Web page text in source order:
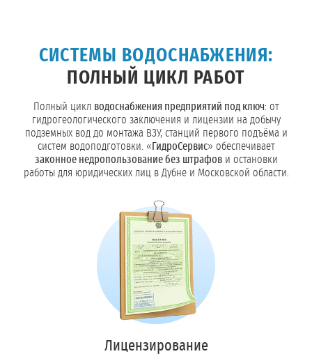
СИСТЕМЫ ВОДОСНАБЖЕНИЯ:
ПОЛНЫЙ ЦИКЛ РАБОТ
Полный цикл водоснабжения предприятий под ключ: от
гидрогеологического заключения и лицензии на добычу
подземных вод до монтажа ВЗУ, станций первого подъёма и
систем водоподготовки. «ГидроСервис» обеспечивает
законное недропользование без штрафови остановки
работы для юридических лиц в Дубне и Московской области.
Лицензирование